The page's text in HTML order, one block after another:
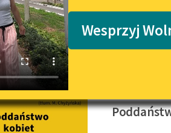
Wesprzyj
Johna Stuarta Milla